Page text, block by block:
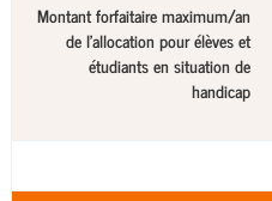
Montant forfaitaire maximum/an
de l'allocation pour élèves et
étudiants en situation de
handicap